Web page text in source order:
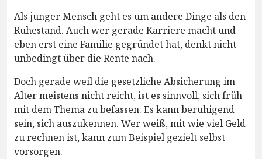
Als junger Mensch geht es um andere Dinge als den
Ruhestand. Auch wer gerade Karriere macht und
eben erst eine Familie gegründet hat, denkt nicht
unbedingt über die Rente nach.
Doch gerade weil die gesetzliche Absicherung im
Alter meistens nicht reicht, ist es sinnvoll, sich früh
mit dem Thema zu befassen. Es kann beruhigend
sein, sich auszukennen. Wer weiß, mit wie viel Geld
zu rechnen ist, kann zum Beispiel gezielt selbst
vorsorgen.